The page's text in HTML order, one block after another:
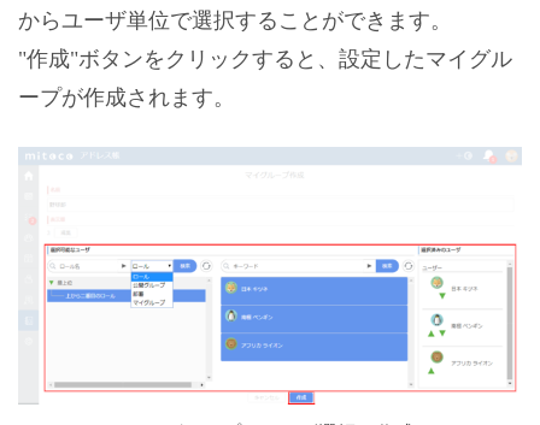
からユーザ単位で選択することができます。
"作成"ボタンをクリックすると、設定したマイグル
ープが作成されます。